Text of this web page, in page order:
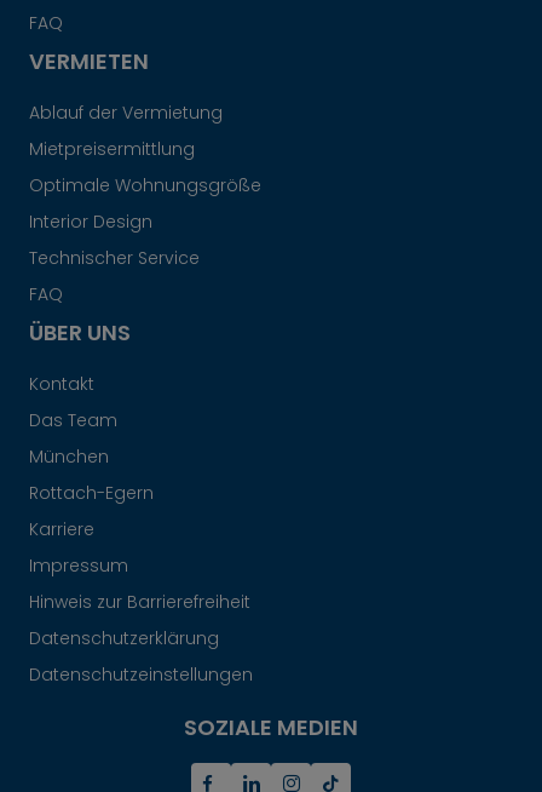
FAQ
VERMIETEN
Ablauf der Vermietung
Mietpreisermittlung
Optimale Wohnungsgröße
Interior Design
Technischer Service
FAQ
ÜBER UNS
Kontakt
Das Team
München
Rottach-Egern
Karriere
Impressum
Hinweis zur Barrierefreiheit
Datenschutzerklärung
Datenschutzeinstellungen
SOZIALE MEDIEN